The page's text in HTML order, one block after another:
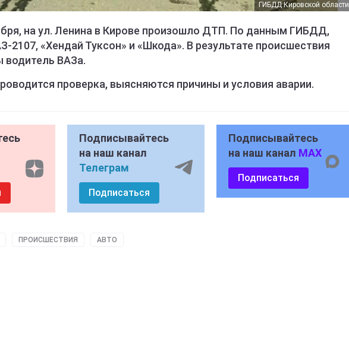
ГИБДД Кировской области
на ул. Ленина в Кирове произошло ДТП. По данным ГИБДД,
2107, «Хендай Туксон» и «Шкода». В результате происшествия
водитель ВАЗа.
проверка, выясняются причины и условия аварии.
Подписывайтесь
на наш канал
Телеграм
Подписаться
Подписывайтесь
на наш канал MAX
Подписаться
ПРОИСШЕСТВИЯ АВТО